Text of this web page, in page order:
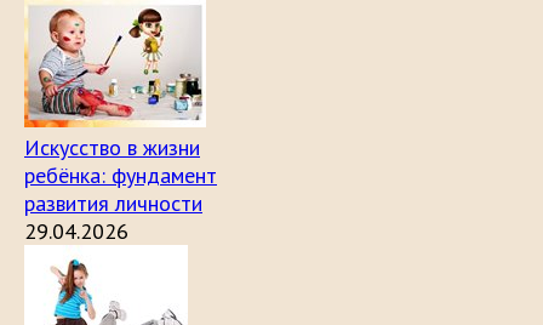
Искусство в жизни
ребёнка: фундамент
развития личности
29.04.2026